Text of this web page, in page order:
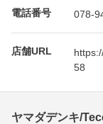
電話番号 078-
店舗URL
58
ヤマダデンキ/